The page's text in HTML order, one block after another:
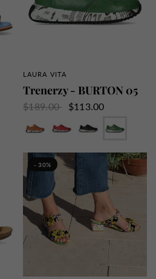
SZYBKI PRZEGLĄD
LAURA VITA
Trenerzy - BURTON 05
$189.00
$113.00
- 30%